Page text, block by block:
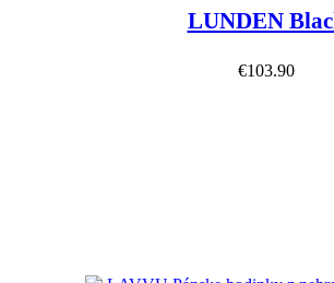
LUNDEN
€103.90